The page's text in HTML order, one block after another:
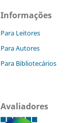
Informações
Para Leitores
Para Autores
Para Bibliotecários
Avaliadores